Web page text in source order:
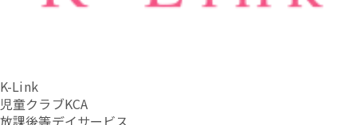
K-Link
児童クラブKCA
放課後等デイサービス